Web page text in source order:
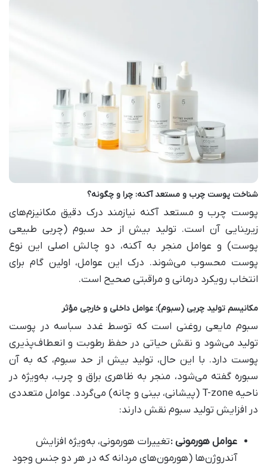
شناخت پوست چرب و مستعد آکنه: چرا و چگونه؟
پوست چرب و مستعد آکنه نیازمند درک دقیق مکانیزم‌های
زیربنایی آن است. تولید بیش از حد سبوم (چربی طبیعی
پوست) و عوامل منجر به آکنه، دو چالش اصلی این نوع
پوست محسوب می‌شوند. درک این عوامل، اولین گام برای
انتخاب رویکرد درمانی و مراقبتی صحیح است.
مکانیسم تولید چربی (سبوم): عوامل داخلی و خارجی مؤثر
سبوم مایعی روغنی است که توسط غدد سباسه در پوست
تولید می‌شود و نقش حیاتی در حفظ رطوبت و انعطاف‌پذیری
پوست دارد. با این حال، تولید بیش از حد سبوم، که به آن
سبوره گفته می‌شود، منجر به ظاهری براق و چرب، به‌ویژه در
ناحیه T-zone (پیشانی، بینی و چانه) می‌گردد. عوامل متعددی
در افزایش تولید سبوم نقش دارند:
عوامل هورمونی:تغییرات هورمونی، به‌ویژه افزایش
آندروژن‌ها (هورمون‌های مردانه که در هر دو جنس وجود